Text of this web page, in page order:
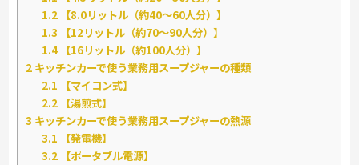
1.2 【8.0リットル（約40～60人分）】
1.3 【12リットル（約70～90人分）】
1.4【16リットル（約100人分）】
2 キッチンカーで使う業務用スープジャーの種類
2.1 【マイコン式】
2.2 【湯煎式】
3 キッチンカーで使う業務用スープジャーの熱源
3.1 【発電機】
3.2 【ポータブル電源】